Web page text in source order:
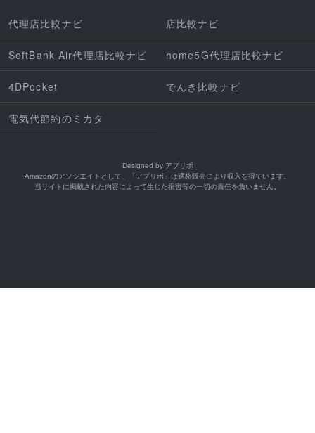
代理店比較ナビ 店比較ナビ
SoftBank Air代理店比較ナビ home5G代理店比較ナビ
4DPocket でんき比較ナビ
電気代節約のミカタ
Designed by アプリポ
Amazonのアソシエイトとして、「アプリポ」は適格販売により収入を得ています。
当サイトに掲載された内容によって生じた損害等の一切の責任を負いません。